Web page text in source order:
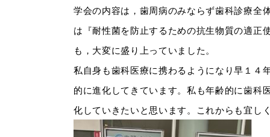
学会の内容は，歯周病のみならず歯科診療全
は『耐性菌を防止するための抗生物質の適正
も，大変に盛り上っていました。
私自身も歯科医療に携わるようになり早１４
的に進化してきています。私も年齢的に歯科
化していきたいと思います。これからも宜し